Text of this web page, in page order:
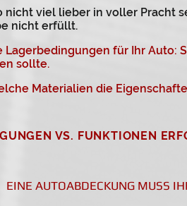
nicht viel lieber in voller Pracht
nicht erfüllt.
Lagerbedingungen für Ihr Auto:
sollte.
Materialien die
VS. FUNKTIONEN
EINE AUTOABDECKUNG MUSS